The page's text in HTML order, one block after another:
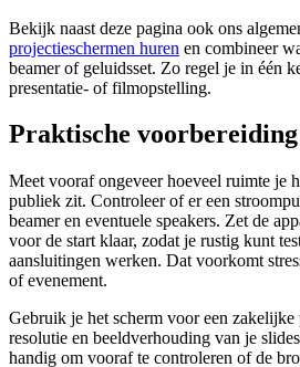
Bekijk naast deze pagina ook ons
projectieschermen huren en combineer
beamer of geluidsset. Zo regel je in één
presentatie- of filmopstelling.
Praktische voorbereiding
Meet vooraf ongeveer hoeveel ruimte je
publiek zit. Controleer of er een
beamer en eventuele speakers. Zet de
voor de start klaar, zodat je rustig kunt
aansluitingen werken. Dat voorkomt
of evenement.
Gebruik je het scherm voor een zakelijke
resolutie en beeldverhouding van je
handig om vooraf te controleren of de